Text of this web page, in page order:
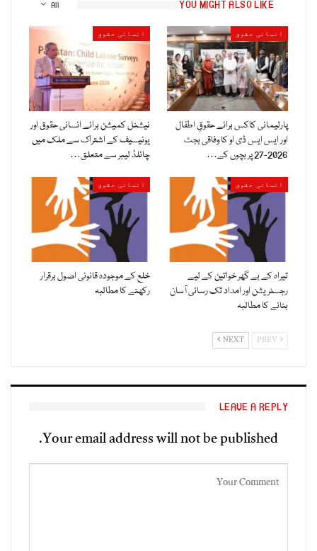
All YOU MIGHT ALSO LIKE
انسانی حقوق
پارلیمانی کاکس برائے حقوقِ اطفال
اور ایس ایس ڈی او کا وفاقی بجٹ
2026-27 پر بچوں کے…
انسانی حقوق
نیشنل کمیشن برائے انسانی حقوق اور
یونیسیف کے اشتراک سے ملک میں
چائلڈ لیبر سے متعلق…
انسانی حقوق
تیراہ کے بے گھر خواتین کے لیے
رجسٹریشن اور امداد تک رسائی آسان
بنانے کا مطالبہ
انسانی حقوق
خلع کے موجودہ قانونی اصول برقرار
رکھنے کا مطالبہ
NEXT
LEAVE A REPLY
Your email address will not be published.